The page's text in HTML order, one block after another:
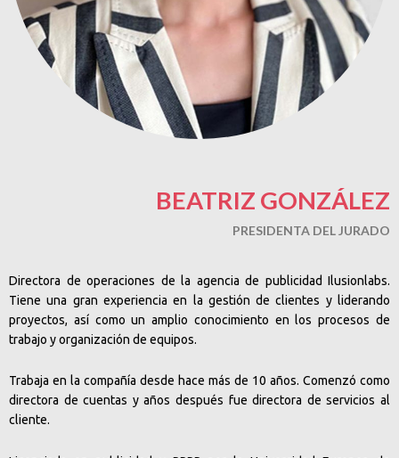
BEATRIZ GONZÁLEZ
PRESIDENTA DEL JURADO
Directora de operaciones de la agencia de publicidad Ilusionlabs.
Tiene una gran experiencia en la gestión de clientes y liderando
proyectos, así como un amplio conocimiento en los procesos de
trabajo y organización de equipos.
Trabaja en la compañía desde hace más de 10 años. Comenzó como
directora de cuentas y años después fue directora de servicios al
cliente.